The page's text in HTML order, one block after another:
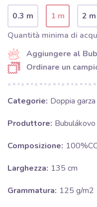
0.3 m 1 m
2 m
Quantità minima di
Aggiungere al
Ordinare un
Categorie: Doppia garza
Produttore:
Composizione:
Larghezza: 135 cm
Grammatura: 125 g/m2